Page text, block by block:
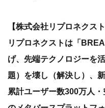
【株式会社リプロネクスト
リプロネクストは「
げ、先端テクノロジーを
題）を壊し（解決し）、
累計ユーザー数300万人